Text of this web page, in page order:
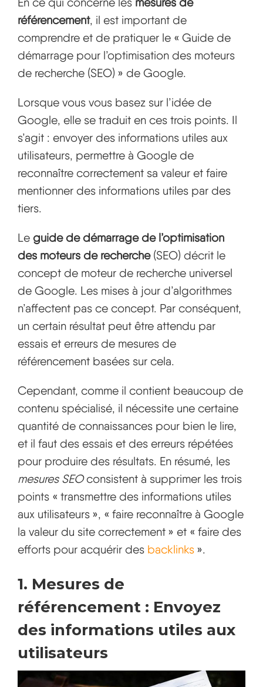
référencement, il est important de
comprendre et de pratiquer le « Guide de
démarrage pour l’optimisation des moteurs
de recherche (SEO) » de Google.
Lorsque vous vous basez sur l’idée de
Google, elle se traduit en ces trois points. Il
s’agit : envoyer des informations utiles aux
utilisateurs, permettre à Google de
reconnaître correctement sa valeur et faire
mentionner des informations utiles par des
tiers.
Le guide de démarrage de l’optimisation
des moteurs de recherche(SEO) décrit le
concept de moteur de recherche universel
de Google. Les mises à jour d’algorithmes
n’affectent pas ce concept. Par conséquent,
un certain résultat peut être attendu par
essais et erreurs de mesures de
référencement basées sur cela.
Cependant, comme il contient beaucoup de
contenu spécialisé, il nécessite une certaine
quantité de connaissances pour bien le lire,
et il faut des essais et des erreurs répétées
pour produire des résultats. En résumé, les
mesures SEOconsistent à supprimer les trois
points « transmettre des informations utiles
aux utilisateurs », « faire reconnaître à Google
la valeur du site correctement » et « faire des
efforts pour acquérir des backlinks ».
1. Mesures de
référencement : Envoyez
des informations utiles aux
utilisateurs